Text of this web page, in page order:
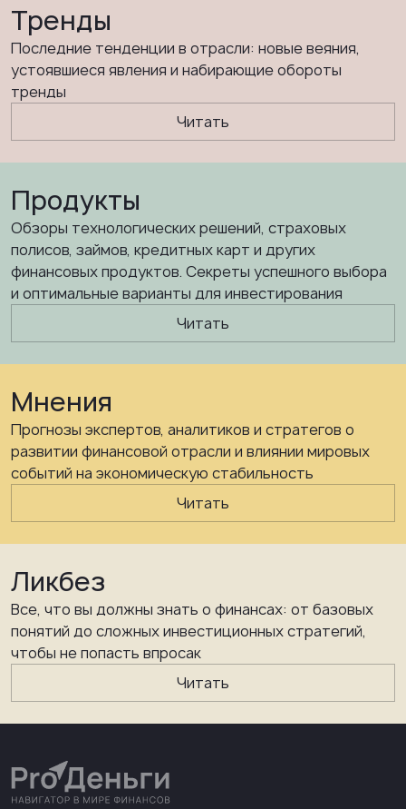
Тренды
Последние тенденции в отрасли: новые веяния,
устоявшиеся явления и набирающие обороты
тренды
Читать
Продукты
Обзоры технологических решений, страховых
полисов, займов, кредитных карт и других
финансовых продуктов. Секреты успешного выбора
и оптимальные варианты для инвестирования
Читать
Мнения
Прогнозы экспертов, аналитиков и стратегов о
развитии финансовой отрасли и влиянии мировых
событий на экономическую стабильность
Читать
Ликбез
Все, что вы должны знать о финансах: от базовых
понятий до сложных инвестиционных стратегий,
чтобы не попасть впросак
Читать